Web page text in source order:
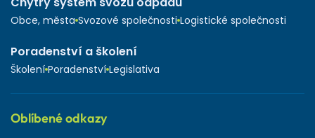
Obce, města Svozové společnosti Logistické společnosti
Poradenství a školení
Školení Poradenství Legislativa
Oblíbené odkazy